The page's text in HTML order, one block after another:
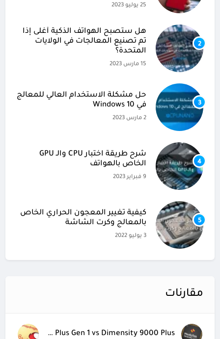
25 يوليو 2023
2
هل ستصبح الهواتف الذكية أغلى إذا
تم تصنيع المعالجات في الولايات
المتحدة؟
15 مارس 2023
3
حل مشكلة الاستخدام العالي للمعالج
في Windows 10
2 مارس 2023
4
شرح طريقة اختبار CPU والـ GPU
الخاص بالهواتف
9 فبراير 2023
5
كيفية تغيير المعجون الحراري الخاص
بالمعالج وكرت الشاشة
3 يوليو 2022
مقارنات
Snapdragon 8 Plus Gen 1 vs Dimensity 9000 Plus